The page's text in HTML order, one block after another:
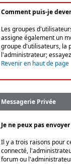
Comment puis-je
Les groupes
assigne également un
groupe d'utilisateurs, la
l'administrateur;
Revenir en haut de page
Messagerie Privée
Je ne peux pas
Il y a trois raisons pour
connecté,
forum ou